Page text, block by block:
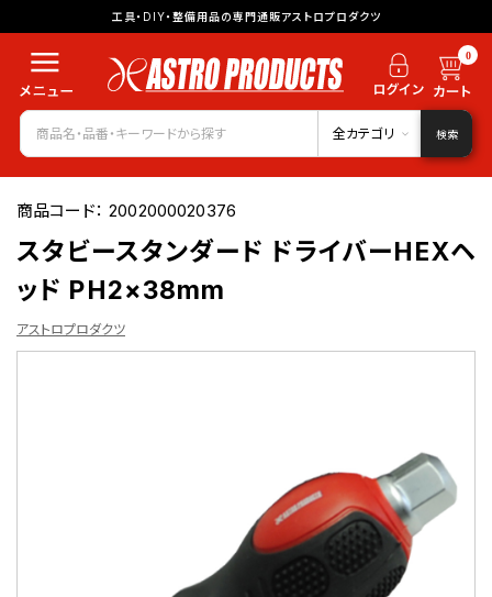
工具・DIY・整備用品の専門通販アストロプロダクツ
0
全カテゴリ 検索
商品コード：2002000020376
スタビースタンダード ドライバーHEXヘ
ッド PH2×38mm
アストロプロダクツ